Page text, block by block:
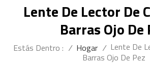
Lente De Lector De
Barras Ojo De
Estás Dentro : / Hogar / Lente De
Barras Ojo De Pez